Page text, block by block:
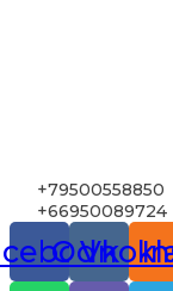
+79500558850
+66950089724
Vk